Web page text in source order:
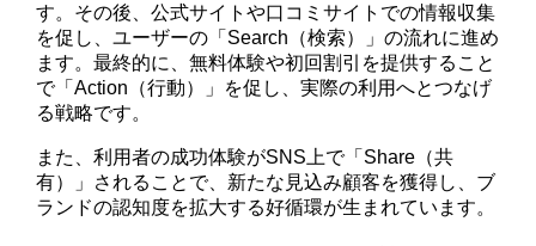
す。その後、公式サイトや口コミサイトでの情報収集
を促し、ユーザーの「Search（検索）」の流れに進め
ます。最終的に、無料体験や初回割引を提供すること
で「Action（行動）」を促し、実際の利用へとつなげ
る戦略です。
また、利用者の成功体験がSNS上で「Share（共
有）」されることで、新たな見込み顧客を獲得し、ブ
ランドの認知度を拡大する好循環が生まれています。